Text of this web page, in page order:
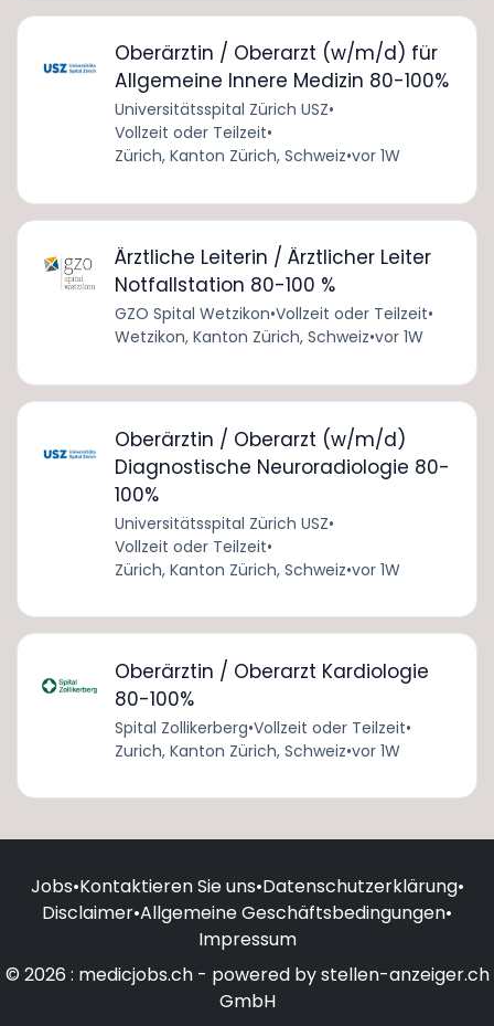
Oberärztin / Oberarzt (w/m/d) für
Allgemeine Innere Medizin 80-100%
Universitätsspital Zürich USZ•
Vollzeit oder Teilzeit•
Zürich, Kanton Zürich, Schweiz•vor 1W
Ärztliche Leiterin / Ärztlicher Leiter
Notfallstation 80-100 %
GZO Spital Wetzikon•Vollzeit oder Teilzeit•
Wetzikon, Kanton Zürich, Schweiz•vor 1W
Oberärztin / Oberarzt (w/m/d)
Diagnostische Neuroradiologie 80-
100%
Universitätsspital Zürich USZ•
Vollzeit oder Teilzeit•
Zürich, Kanton Zürich, Schweiz•vor 1W
Oberärztin / Oberarzt Kardiologie
80-100%
Spital Zollikerberg•Vollzeit oder Teilzeit•
Zurich, Kanton Zürich, Schweiz•vor 1W
Jobs•Kontaktieren Sie uns•Datenschutzerklärung•
Disclaimer•Allgemeine Geschäftsbedingungen•
Impressum
© 2026 : medicjobs.ch - powered by stellen-anzeiger.ch
GmbH